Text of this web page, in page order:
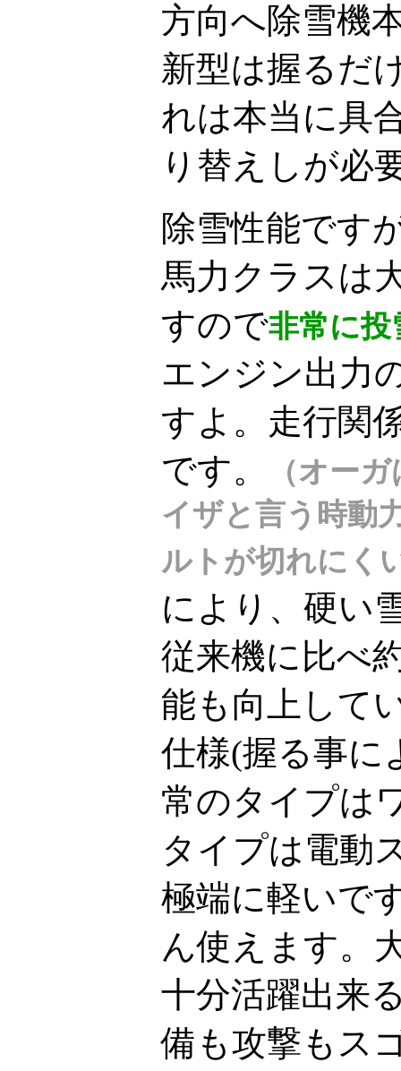
方向へ除雪機
新型は握るだ
れは本当に具
り替えしが必
除雪性能です
馬力クラスは
すので非常に投
エンジン出力
すよ。走行関
です。
（オー
イザと言う時動
ルトが切れにく
により、硬い
従来機に比べ
能も向上して
仕様(握る事に
常のタイプは
タイプは電動
極端に軽いで
ん使えます。
十分活躍出来
備も攻撃もス